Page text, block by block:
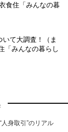
食住「みんなの暮
て大調査！（ま
「みんなの暮らし
身取引”のリアル